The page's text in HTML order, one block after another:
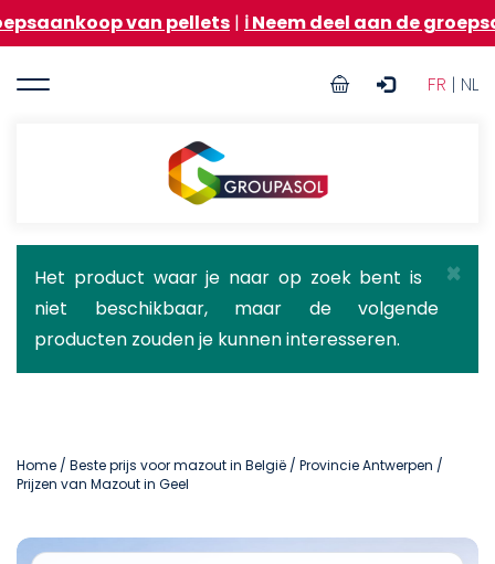
Overslaan
en
de
van pellets|ℹ️ Neem deel aan de
FR | NL
User
Groupasol
×
Statusbericht
Het product waar je naar op zoek bent is
niet beschikbaar, maar de volgende
producten zouden je kunnen interesseren.
Home / Beste prijs voor mazout in België / Provincie Antwerpen /
Prijzen van Mazout in Geel